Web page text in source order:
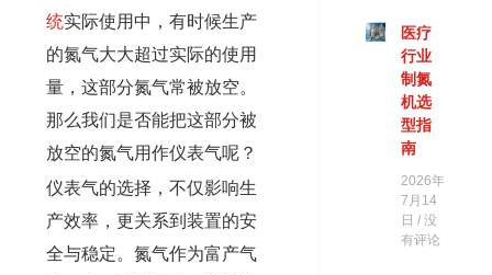
统实际使用中，有时候生产
的氮气大大超过实际的使用
量，这部分氮气常被放空。
那么我们是否能把这部分被
放空的氮气用作仪表气呢？
仪表气的选择，不仅影响生
产效率，更关系到装置的安
全与稳定。氮气作为富产气
医疗
行业
制氮
机选
型指
南
2026年
7月14
日 没
有评论